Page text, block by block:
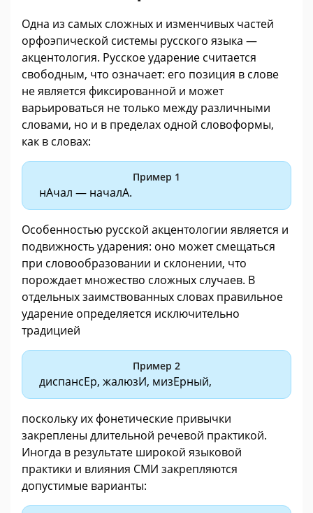
Одна из самых сложных и изменчивых частей
орфоэпической системы русского языка —
акцентология. Русское ударение считается
свободным, что означает: его позиция в слове
не является фиксированной и может
варьироваться не только между различными
словами, но и в пределах одной словоформы,
как в словах:
Пример 1
нАчал — началА.
Особенностью русской акцентологии является и
подвижность ударения: оно может смещаться
при словообразовании и склонении, что
порождает множество сложных случаев. В
отдельных заимствованных словах правильное
ударение определяется исключительно
традицией
Пример 2
диспансЕр, жалюзИ, мизЕрный,
поскольку их фонетические привычки
закреплены длительной речевой практикой.
Иногда в результате широкой языковой
практики и влияния СМИ закрепляются
допустимые варианты: